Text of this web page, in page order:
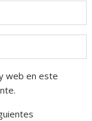
web en este